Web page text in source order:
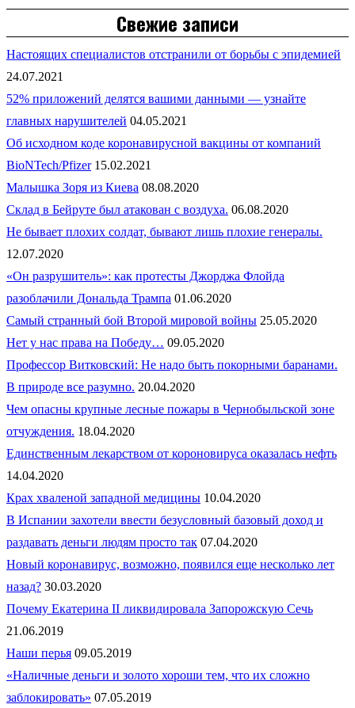
Свежие записи
Настоящих специалистов отстранили от борьбы с эпидемией
24.07.2021
52% приложений делятся вашими данными — узнайте
главных нарушителей 04.05.2021
Об исходном коде коронавирусной вакцины от компаний
BioNTech/Pfizer 15.02.2021
Малышка Зоря из Киева 08.08.2020
Склад в Бейруте был атакован с воздуха. 06.08.2020
Не бывает плохих солдат, бывают лишь плохие генералы.
12.07.2020
«Он разрушитель»: как протесты Джорджа Флойда
разоблачили Дональда Трампа 01.06.2020
Самый странный бой Второй мировой войны 25.05.2020
Нет у нас права на Победу… 09.05.2020
Профессор Витковский: Не надо быть покорными баранами.
В природе все разумно. 20.04.2020
Чем опасны крупные лесные пожары в Чернобыльской зоне
отчуждения. 18.04.2020
Единственным лекарством от короновируса оказалась нефть
14.04.2020
Крах хваленой западной медицины 10.04.2020
В Испании захотели ввести безусловный базовый доход и
раздавать деньги людям просто так 07.04.2020
Новый коронавирус, возможно, появился еще несколько лет
назад? 30.03.2020
Почему Екатерина II ликвидировала Запорожскую Сечь
21.06.2019
Наши перья 09.05.2019
«Наличные деньги и золото хороши тем, что их сложно
заблокировать» 07.05.2019